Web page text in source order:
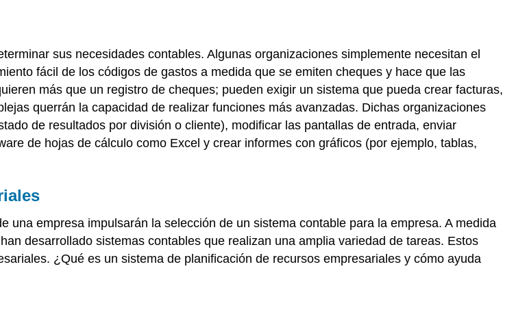
sus necesidades contables. Algunas organizaciones simplemente necesitan el
fácil de los códigos de gastos a medida que se emiten cheques y hace que las
más que un registro de cheques; pueden exigir un sistema que pueda crear facturas,
querrán la capacidad de realizar funciones más avanzadas. Dichas organizaciones
de resultados por división o cliente), modificar las pantallas de entrada, enviar
de hojas de cálculo como Excel y crear informes con gráficos (por ejemplo, tablas,
una empresa impulsarán la selección de un sistema contable para la empresa. A medida
desarrollado sistemas contables que realizan una amplia variedad de tareas. Estos
¿Qué es un sistema de planificación de recursos empresariales y cómo ayuda